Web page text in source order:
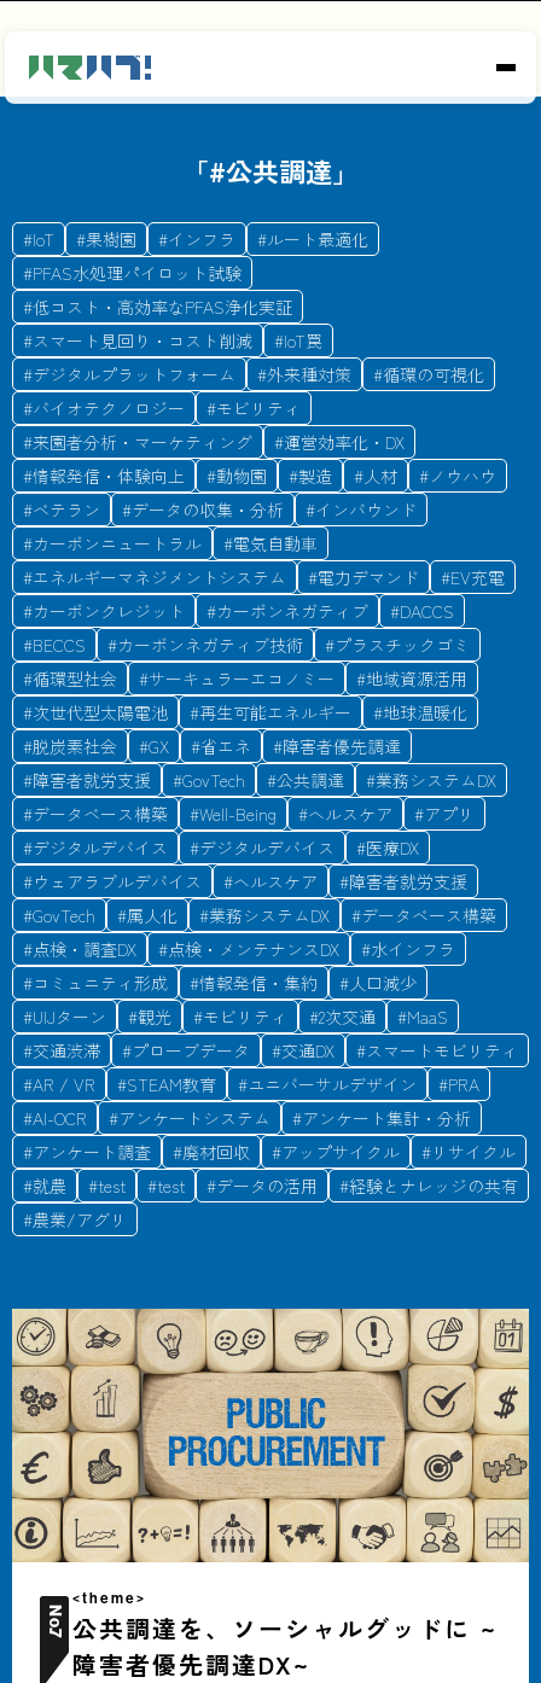
「#公共調達 」
#IoT #果樹園 #インフラ #ルート最適化
#PFAS水処理パイロット試験
#低コスト・高効率なPFAS浄化実証
#スマート見回り・コスト削減 #IoT罠
#デジタルプラットフォーム #外来種対策 #循環の可視化
#バイオテクノロジー #モビリティ
#来園者分析・マーケティング #運営効率化・DX
#情報発信・体験向上 #動物園 #製造 #人材 #ノウハウ
#ベテラン #データの収集・分析 #インバウンド
#カーボンニュートラル #電気自動車
#エネルギーマネジメントシステム #電力デマンド #EV充電
#カーボンクレジット #カーボンネガティブ #DACCS
#BECCS #カーボンネガティブ技術 #プラスチックゴミ
#循環型社会 #サーキュラーエコノミー #地域資源活用
#次世代型太陽電池 #再生可能エネルギー #地球温暖化
#脱炭素社会 #GX #省エネ #障害者優先調達
#障害者就労支援 #GovTech #公共調達 #業務システムDX
#データベース構築 #Well-Being #ヘルスケア #アプリ
#デジタルデバイス #デジタルデバイス #医療DX
#ウェアラブルデバイス #ヘルスケア #障害者就労支援
#GovTech #属人化 #業務システムDX #データベース構築
#点検・調査DX #点検・メンテナンスDX #水インフラ
#コミュニティ形成 #情報発信・集約 #人口減少
#UIJターン #観光 #モビリティ #2次交通 #MaaS
#交通渋滞 #プローブデータ #交通DX #スマートモビリティ
#AR / VR #STEAM教育 #ユニバーサルデザイン #PRA
#AI-OCR #アンケートシステム #アンケート集計・分析
#アンケート調査 #廃材回収 #アップサイクル # リサイクル
#就農 #test #test #データの活用 #経験とナレッジの共有
#農業/アグリ
No.
7
<theme>
公共調達を、ソーシャルグッドに ~
障害者優先調達DX~